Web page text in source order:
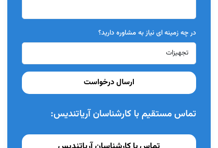
در چه زمینه ای نیاز به مشاوره دارید؟
ارسال درخواست
تماس مستقیم با کارشناسان آریاتندیس: